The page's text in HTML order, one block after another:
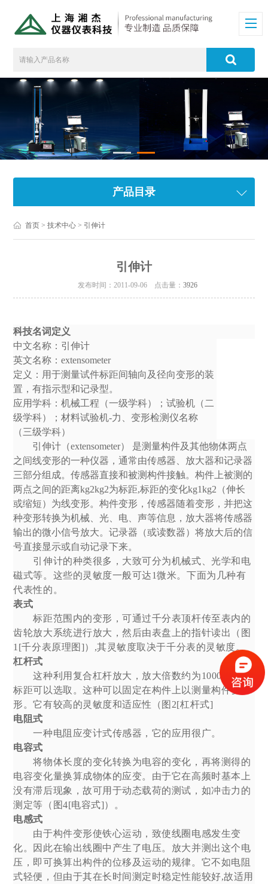
产品目录
首页 >技术中心 > 引伸计
引伸计
发布时间：2011-09-06 点击量： 3926
科技名词定义
中文名称：引伸计
英文名称：extensometer
定义：用于测量试件标距间轴向及径向变形的装
置，有指示型和记录型。
应用学科：机械工程 （一级学科）；试验机 （二
级学科）；材料试验机-力、变形检测仪名称
（三级学科）
引伸计（extensometer） 是测量构件及其他物体两点
之间线变形的一种仪器，通常由传感器、放大器和记录器
三部分组成。传感器直接和被测构件接触。构件上被测的
两点之间的距离kg2kg2为标距,标距的变化kg1kg2（伸长
或缩短）为线变形。构件变形，传感器随着变形，并把这
种变形转换为机械、光、电、声等信息，放大器将传感器
输出的微小信号放大。记录器（或读数器）将放大后的信
号直接显示或自动记录下来。
引伸计的种类很多，大致可分为机械式、光学和电
磁式等。这些的灵敏度一般可达1微米。下面为几种有
代表性的。
表式
标距范围内的变形，可通过千分表顶杆传至表内的
齿轮放大系统进行放大，然后由表盘上的指针读出（图
1[千分表原理图]）,其灵敏度取决于千分表的灵敏度。
杠杆式
这种利用复合杠杆放大，放大倍数约为1000。它的
标距可以选取。这种可以固定在构件上以测量构件变
形。它有较高的灵敏度和适应性（图2[杠杆式]
电阻式
一种电阻应变计式传感器，它的应用很广。
电容式
将物体长度的变化转换为电容的变化，再将测得的
电容变化量换算成物体的应变。由于它在高频时基本上
没有滞后现象，故可用于动态载荷的测试，如冲击力的
测定等（图4[电容式]）。
电感式
由于构件变形使铁心运动，致使线圈电感发生变
化。因此在输出线圈中产生了电压。放大并测出这个电
压，即可换算出构件的位移及运动的规律。它不如电阻
式轻便，但由于其在长时间测定时稳定性能较好,故适用